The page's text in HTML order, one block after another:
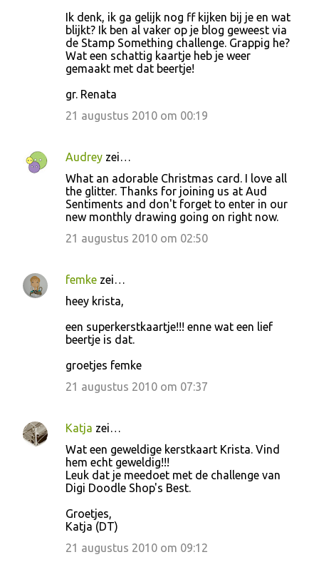
Ik denk, ik ga gelijk nog ff kijken bij je en wat
blijkt? Ik ben al vaker op je blog geweest via
de Stamp Something challenge. Grappig he?
Wat een schattig kaartje heb je weer
gemaakt met dat beertje!
gr. Renata
21 augustus 2010 om 00:19
Audrey zei…
What an adorable Christmas card. I love all
the glitter. Thanks for joining us at Aud
Sentiments and don't forget to enter in our
new monthly drawing going on right now.
21 augustus 2010 om 02:50
femke zei…
heey krista,
een superkerstkaartje!!! enne wat een lief
beertje is dat.
groetjes femke
21 augustus 2010 om 07:37
Katja zei…
Wat een geweldige kerstkaart Krista. Vind
hem echt geweldig!!!
Leuk dat je meedoet met de challenge van
Digi Doodle Shop's Best.
Groetjes,
Katja (DT)
21 augustus 2010 om 09:12